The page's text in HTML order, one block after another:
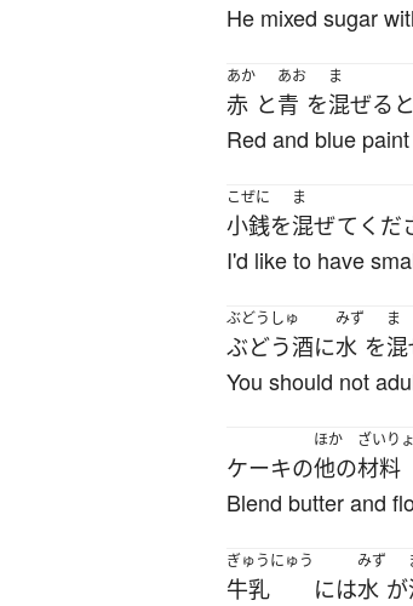
He mixed sugar
あか
赤 と
あお
青 を
ま
混ぜる と
Red and blue
こぜに
小銭を
ま
混ぜて くだ
I'd like to have
ぶどうしゅ
ぶどう酒に
みず
水 を
ま
You should not
ケーキの
ほか
他の
ざいり
材料
Blend butter and
ぎゅうにゅう
牛乳 には
みず
水 が